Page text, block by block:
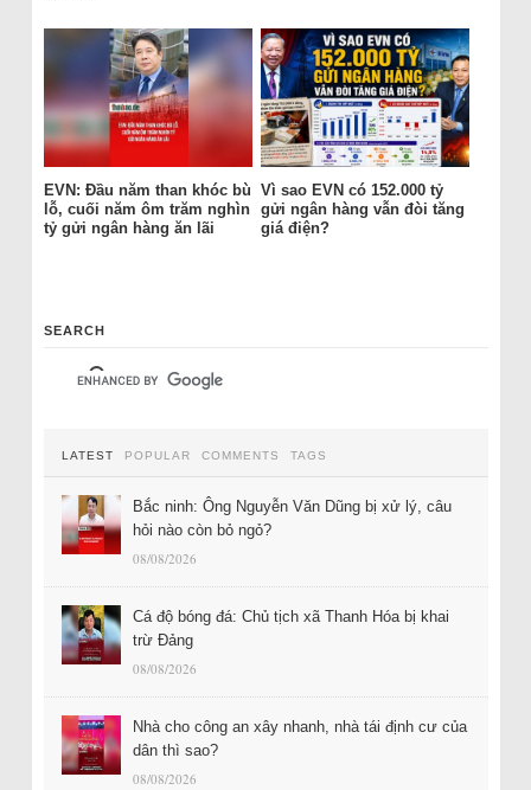
EVN: Đầu năm than khóc bù
lỗ, cuối năm ôm trăm nghìn
tỷ gửi ngân hàng ăn lãi
Vì sao EVN có 152.000 tỷ
gửi ngân hàng vẫn đòi tăng
giá điện?
SEARCH
LATEST POPULAR COMMENTS TAGS
Bắc ninh: Ông Nguyễn Văn Dũng bị xử lý, câu
hỏi nào còn bỏ ngỏ?
08/08/2026
Cá độ bóng đá: Chủ tịch xã Thanh Hóa bị khai
trừ Đảng
08/08/2026
Nhà cho công an xây nhanh, nhà tái định cư của
dân thì sao?
08/08/2026